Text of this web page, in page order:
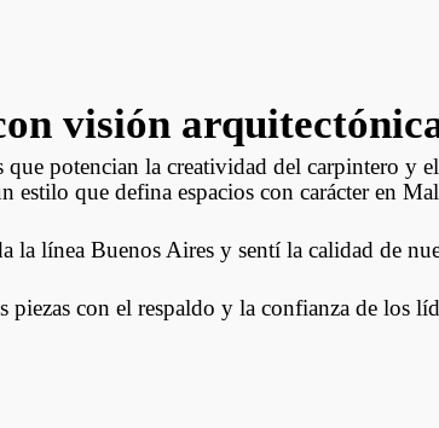
visión
que potencian la creatividad del carpintero y
estilo que defina espacios con carácter en
la línea Buenos Aires y sentí la calidad de
piezas con el respaldo y la confianza de los